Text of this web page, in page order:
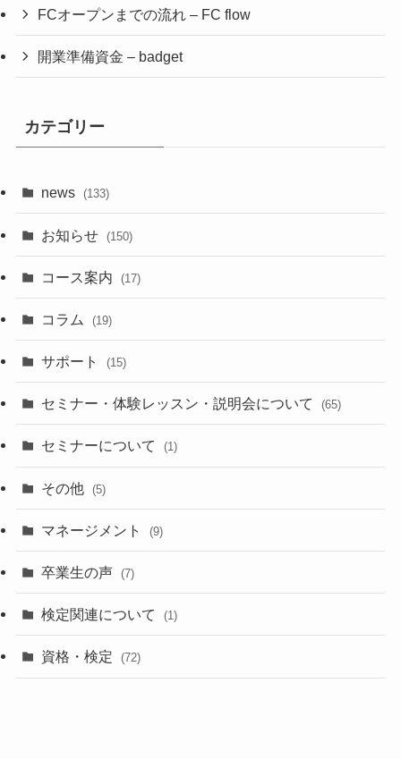
FCオープンまでの流れ – FC flow
開業準備資金 – badget
カテゴリー
news (133)
お知らせ (150)
コース案内 (17)
コラム (19)
サポート (15)
セミナー・体験レッスン・説明会について (65)
セミナーについて (1)
その他 (5)
マネージメント (9)
卒業生の声 (7)
検定関連について (1)
資格・検定 (72)